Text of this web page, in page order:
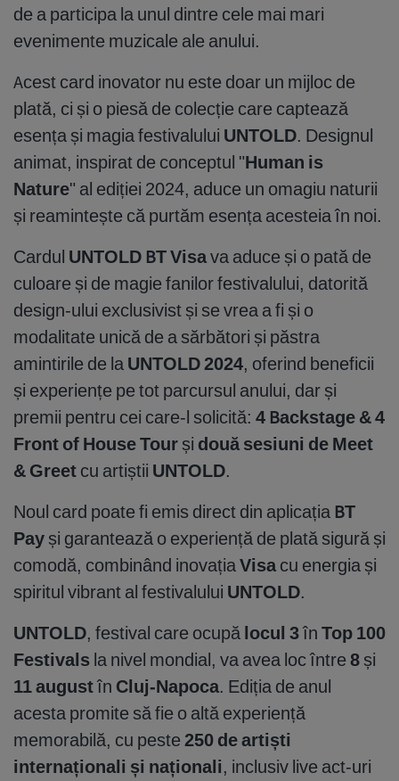
de a participa la unul dintre cele mai mari
evenimente muzicale ale anului.
Acest card inovator nu este doar un mijloc de
plată, ci și o piesă de colecție care captează
esența și magia festivalului UNTOLD. Designul
animat, inspirat de conceptul "Human is
Nature" al ediției 2024, aduce un omagiu naturii
și reamintește că purtăm esența acesteia în noi.
Cardul UNTOLD BT Visava aduce și o pată de
culoare și de magie fanilor festivalului, datorită
design-ului exclusivist și se vrea a fi și o
modalitate unică de a sărbători și păstra
amintirile de la UNTOLD 2024, oferind beneficii
și experiențe pe tot parcursul anului, dar și
premii pentru cei care-l solicită: 4 Backstage & 4
Front of House Tour și două sesiuni de Meet
& Greet cu artiștii UNTOLD.
Noul card poate fi emis direct din aplicația BT
Pay și garantează o experiență de plată sigură și
comodă, combinând inovațiaVisa cu energia și
spiritul vibrant al festivalului UNTOLD.
UNTOLD, festival care ocupă locul 3în Top 100
Festivals la nivel mondial, va avea loc între 8 și
11 augustîn Cluj-Napoca. Ediția de anul
acesta promite să fie o altă experiență
memorabilă, cu peste 250 de artiști
internaționali și naționali, inclusiv live act-uri